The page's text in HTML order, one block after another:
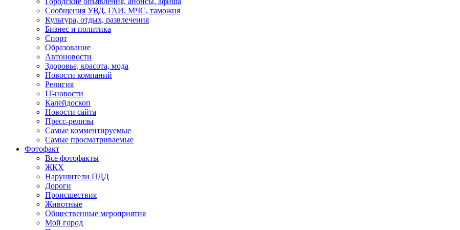
Сообщения УВД, ГАИ, МЧС, таможня
Культура, отдых, развлечения
Бизнес и политика
Спорт
Образование
Автоновости
Здоровье, красота, мода
Новости компаний
Религия
IT-новости
Калейдоскоп
Новости сайта
Пресс-релизы
Самые комментируемые
Самые просматриваемые
Фотофакт
Все фотофакты
ЖКХ
Нарушители ПДД
Дороги
Происшествия
Животные
Общественные мероприятия
Мой город